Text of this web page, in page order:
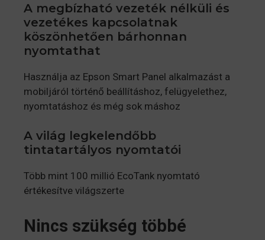
A megbízható vezeték nélküli és
vezetékes kapcsolatnak
köszönhetően bárhonnan
nyomtathat
Használja az Epson Smart Panel alkalmazást a
mobiljáról történő beállításhoz, felügyelethez,
nyomtatáshoz és még sok máshoz
A világ legkelendőbb
tintatartályos nyomtatói
Több mint 100 millió EcoTank nyomtató
értékesítve világszerte
Nincs szükség többé